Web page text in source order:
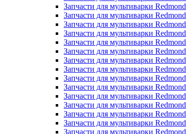
Запчасти для мультиварки
Запчасти для мультиварки
Запчасти для мультиварки
Запчасти для мультиварки
Запчасти для мультиварки
Запчасти для мультиварки
Запчасти для мультиварки
Запчасти для мультиварки
Запчасти для мультиварки
Запчасти для мультиварки
Запчасти для мультиварки
Запчасти для мультиварки
Запчасти для мультиварки
Запчасти для мультиварки
Запчасти для мультиварки